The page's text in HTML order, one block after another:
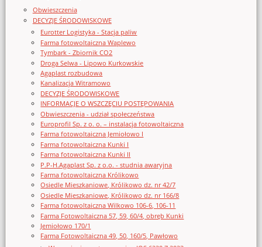
Obwieszczenia
DECYZJE ŚRODOWISKOWE
Eurotter Logistyka - Stacja paliw
Farma fotowoltaiczna Waplewo
Tymbark - Zbiornik CO2
Droga Selwa - Lipowo Kurkowskie
Agaplast rozbudowa
Kanalizacja Witramowo
DECYZJE ŚRODOWISKOWE
INFORMACJE O WSZCZĘCIU POSTĘPOWANIA
Obwieszczenia - udział społeczeństwa
Europrofil Sp. z o. o. – instalacja fotowoltaiczna
Farma fotowoltaiczna Jemiołowo I
Farma fotowoltaiczna Kunki I
Farma fotowoltaiczna Kunki II
P.P-H.Agaplast Sp. z o.o. - studnia awaryjna
Farma fotowoltaiczna Królikowo
Osiedle Mieszkaniowe, Królikowo dz. nr 42/7
Osiedle Mieszkaniowe, Królikowo dz. nr 166/8
Farma fotowoltaiczna Wilkowo 106-6, 106-11
Farma Fotowoltaiczna 57, 59, 60/4, obręb Kunki
Jemiołowo 170/1
Farma Fotowoltaiczna 49, 50, 160/5, Pawłowo